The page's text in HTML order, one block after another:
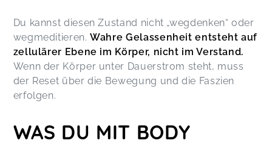
Du kannst diesen Zustand nicht „wegdenken“ oder
wegmeditieren.Wahre Gelassenheit entsteht auf
zellulärer Ebene im Körper, nicht im Verstand.
Wenn der Körper unter Dauerstrom steht, muss
der Reset über die Bewegung und die Faszien
erfolgen.
WAS DU MIT BODY